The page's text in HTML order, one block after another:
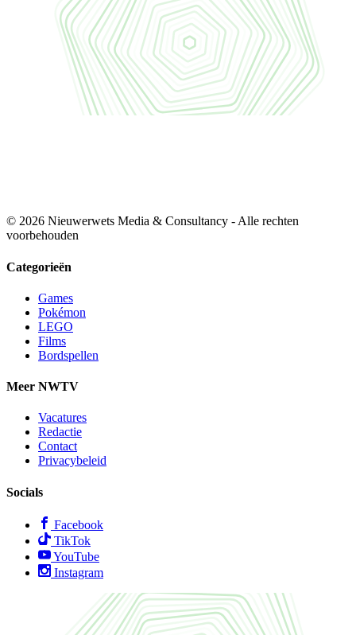
© 2026 Nieuwerwets Media & Consultancy - Alle rechten
voorbehouden
Categorieën
Games
Pokémon
LEGO
Films
Bordspellen
Meer NWTV
Vacatures
Redactie
Contact
Privacybeleid
Socials
Facebook
TikTok
YouTube
Instagram